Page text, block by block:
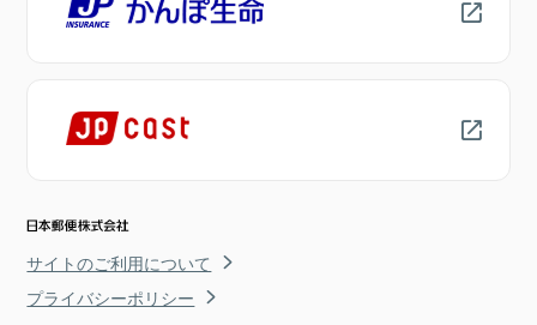
サイトのご利用について
プライバシーポリシー